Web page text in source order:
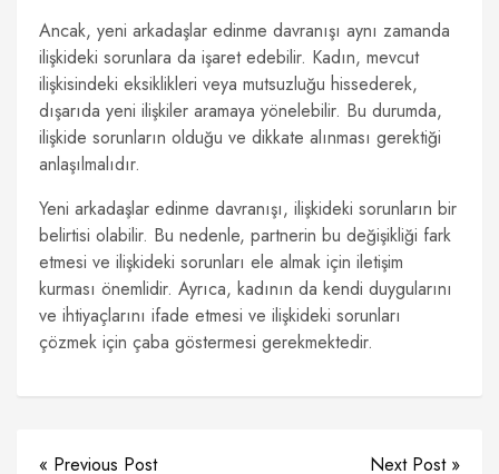
Ancak, yeni arkadaşlar edinme davranışı aynı zamanda
ilişkideki sorunlara da işaret edebilir. Kadın, mevcut
ilişkisindeki eksiklikleri veya mutsuzluğu hissederek,
dışarıda yeni ilişkiler aramaya yönelebilir. Bu durumda,
ilişkide sorunların olduğu ve dikkate alınması gerektiği
anlaşılmalıdır.
Yeni arkadaşlar edinme davranışı, ilişkideki sorunların bir
belirtisi olabilir. Bu nedenle, partnerin bu değişikliği fark
etmesi ve ilişkideki sorunları ele almak için iletişim
kurması önemlidir. Ayrıca, kadının da kendi duygularını
ve ihtiyaçlarını ifade etmesi ve ilişkideki sorunları
çözmek için çaba göstermesi gerekmektedir.
« Previous Post Next Post »